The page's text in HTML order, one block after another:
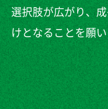
選択肢が広がり、
けとなることを願